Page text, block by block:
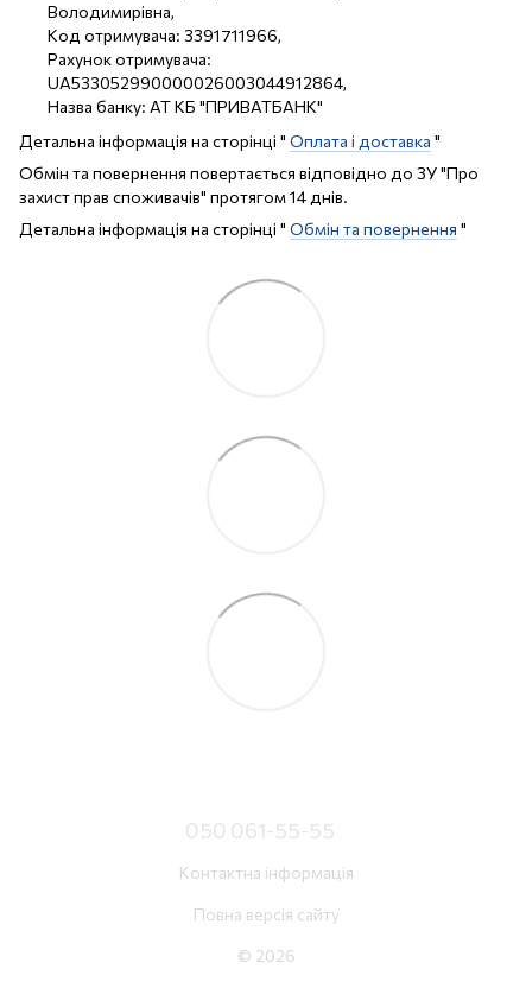
Володимирівна,
Код отримувача: 3391711966,
Рахунок отримувача:
UA533052990000026003044912864,
Назва банку: АТ КБ "ПРИВАТБАНК"
Детальна інформація на сторінці " Оплата і доставка "
Обмін та повернення повертається відповідно до ЗУ "Про
захист прав споживачів" протягом 14 днів.
Детальна інформація на сторінці " Обмін та повернення "
050 061-55-55
Контактна інформація
Повна версія сайту
© 2026